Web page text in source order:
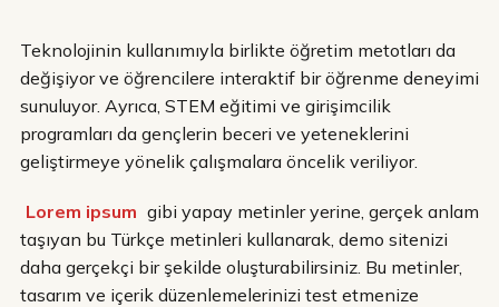
Teknolojinin kullanımıyla birlikte öğretim metotları da
değişiyor ve öğrencilere interaktif bir öğrenme deneyimi
sunuluyor. Ayrıca, STEM eğitimi ve girişimcilik
programları da gençlerin beceri ve yeteneklerini
geliştirmeye yönelik çalışmalara öncelik veriliyor.
Lorem ipsum gibi yapay metinler yerine, gerçek anlam
taşıyan bu Türkçe metinleri kullanarak, demo sitenizi
daha gerçekçi bir şekilde oluşturabilirsiniz. Bu metinler,
tasarım ve içerik düzenlemelerinizi test etmenize